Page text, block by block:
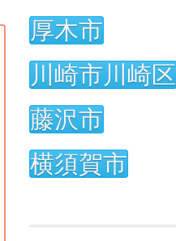
厚木市
川崎市川崎区
藤沢市
横須賀市